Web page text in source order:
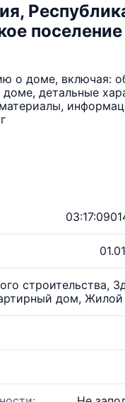
о доме, включая:
детальные
строительства,
дом,